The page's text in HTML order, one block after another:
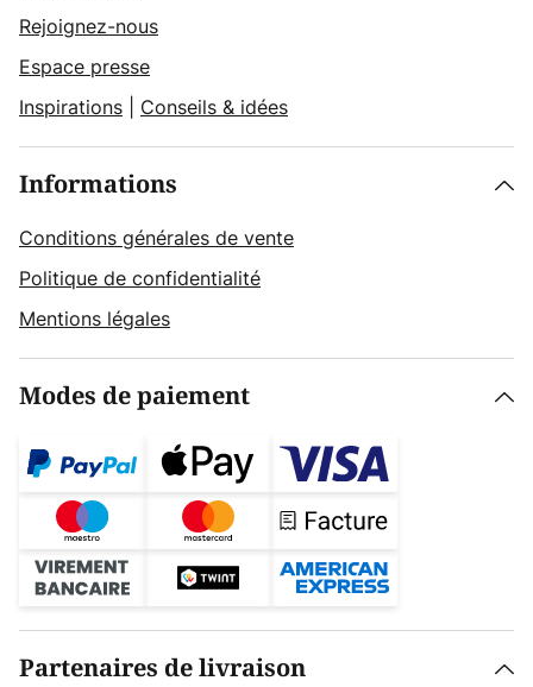
Rejoignez-nous
Espace presse
Inspirations
Conseils & idées
Informations
Conditions générales de vente
Politique de confidentialité
Mentions légales
Modes de paiement
Partenaires de livraison